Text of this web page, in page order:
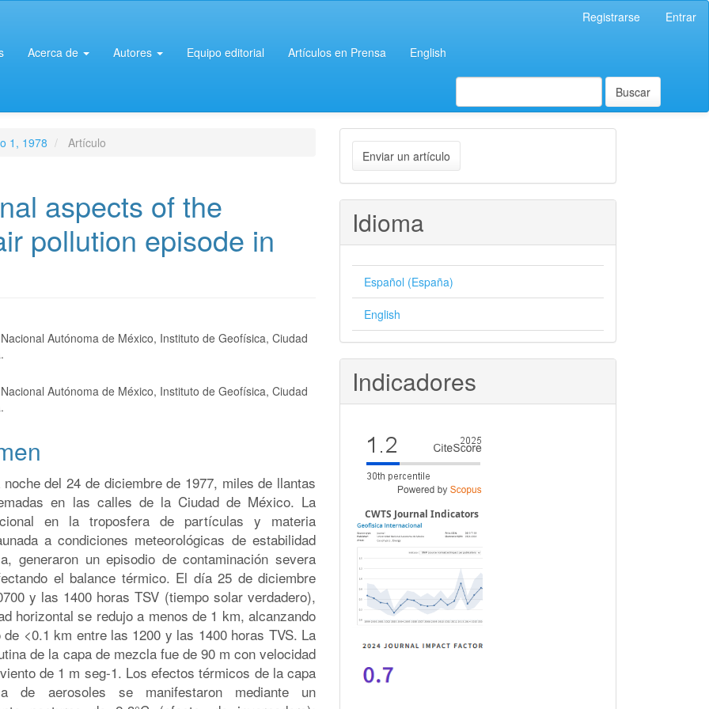
Registrarse Entrar
Acerca de Autores Equipo editorial Artículos en Prensa English
Buscar
1, 1978 Artículo
aspects of the
pollution episode in
Autónoma de México, Instituto de Geofísica, Ciudad
Autónoma de México, Instituto de Geofísica, Ciudad
noche del 24 de diciembre de 1977, miles de llantas
en las calles de la Ciudad de México. La
en la troposfera de partículas y materia
a condiciones meteorológicas de estabilidad
generaron un episodio de contaminación severa
el balance térmico. El día 25 de diciembre
y las 1400 horas TSV (tiempo solar verdadero),
horizontal se redujo a menos de 1 km, alcanzando
<0.1 km entre las 1200 y las 1400 horas TVS. La
de la capa de mezcla fue de 90 m con velocidad
de 1 m seg-1. Los efectos térmicos de la capa
de aerosoles se manifestaron mediante un
Enviar
un
artículo
Enviar un artículo
Idioma
Español (España)
English
Indicadores
CWTS Journal Indicators